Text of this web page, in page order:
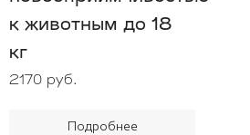
к животным до 18
кг
2170 руб.
Подробнее